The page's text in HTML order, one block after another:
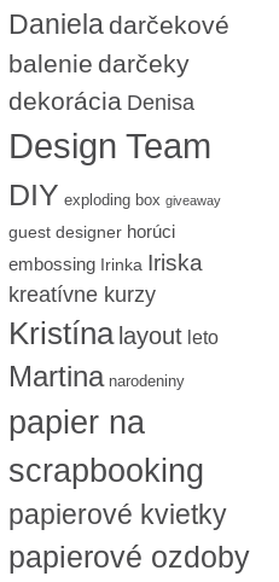
Daniela darčekové
balenie darčeky
dekorácia Denisa
Design Team
DIY exploding box giveaway
guest designer horúci
embossing Irinka Iriska
kreatívne kurzy
Kristína layout leto
Martina narodeniny
papier na
scrapbooking
papierové kvietky
papierové ozdoby